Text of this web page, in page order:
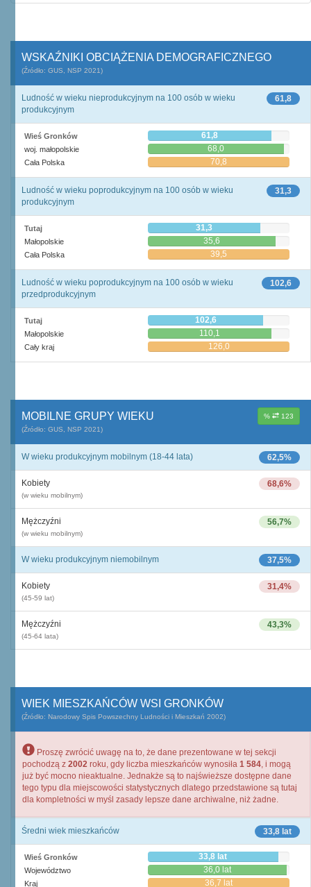
WSKAŹNIKI OBCIĄŻENIA DEMOGRAFICZNEGO
(Źródło: GUS, NSP 2021)
61,8
Ludność w wieku nieprodukcyjnym na 100 osób w wieku
produkcyjnym
Wieś Gronków 61,8
woj. małopolskie 68,0
Cała Polska 70,8
31,3
Ludność w wieku poprodukcyjnym na 100 osób w wieku
produkcyjnym
Tutaj 31,3
Małopolskie 35,6
Cała Polska 39,5
102,6
Ludność w wieku poprodukcyjnym na 100 osób w wieku
przedprodukcyjnym
Tutaj 102,6
Małopolskie 110,1
Cały kraj 126,0
% 123
MOBILNE GRUPY WIEKU
(Źródło: GUS, NSP 2021)
62,5%
W wieku produkcyjnym mobilnym (18-44 lata)
68,6%
Kobiety
(w wieku mobilnym)
56,7%
Mężczyźni
(w wieku mobilnym)
37,5%
W wieku produkcyjnym niemobilnym
31,4%
Kobiety
(45-59 lat)
43,3%
Mężczyźni
(45-64 lata)
WIEK MIESZKAŃCÓW WSI GRONKÓW
(Źródło: Narodowy Spis Powszechny Ludności i Mieszkań 2002)
Proszę zwrócić uwagę na to, że dane prezentowane w tej sekcji
pochodzą z 2002 roku, gdy liczba mieszkańców wynosiła 1 584, i mogą
już być mocno nieaktualne. Jednakże są to najświeższe dostępne dane
tego typu dla miejscowości statystycznych dlatego przedstawione są tutaj
dla kompletności w myśl zasady lepsze dane archiwalne, niż żadne.
33,8 lat
Średni wiek mieszkańców
Wieś Gronków 33,8 lat
Województwo 36,0 lat
Kraj 36,7 lat